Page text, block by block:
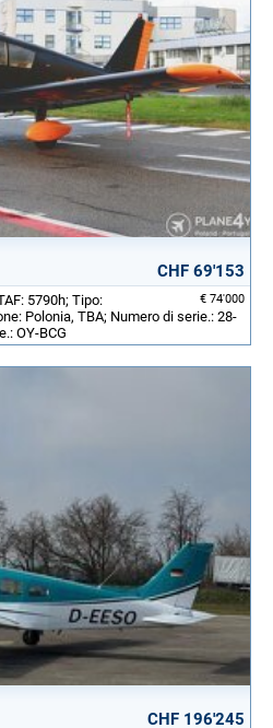
CHF 69'153
€ 74'000
5790h; Tipo:
Polonia, TBA; Numero di serie.: 28-
OY-BCG
CHF 196'245